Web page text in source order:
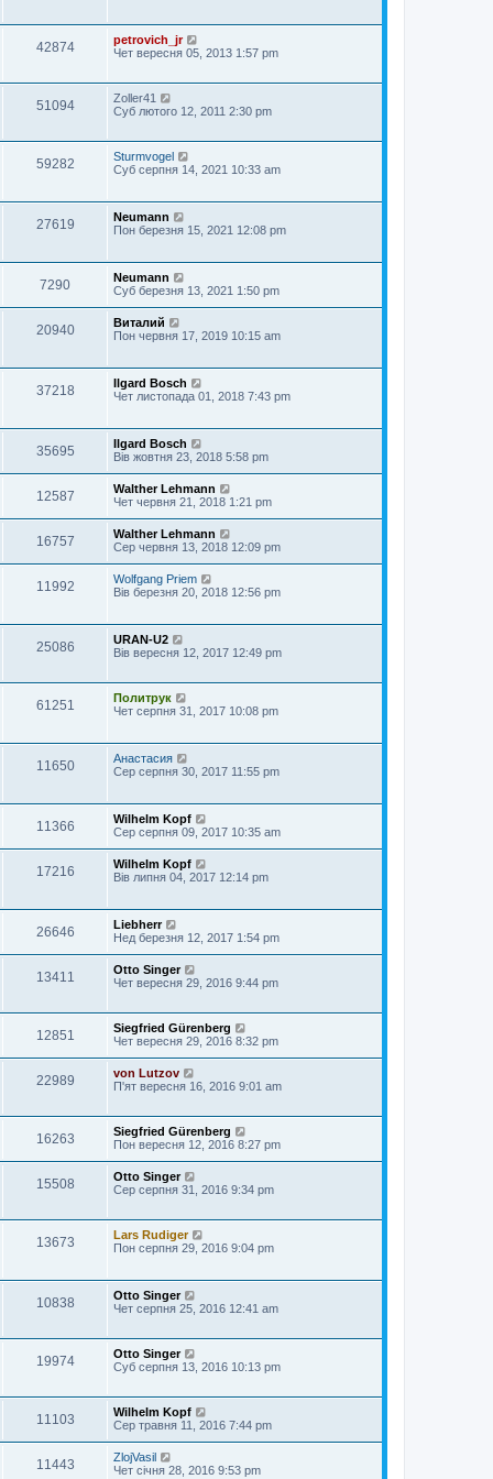
л
н
я
м
л
н
я
о
в
і
о
л
н
н
я
а
н
н
о
о
м
л
н
я
42874
petrovich_jr
Чет вересня 05, 2013 1:57 pm
51094
Zoller41
Суб лютого 12, 2011 2:30 pm
59282
Sturmvogel
Суб серпня 14, 2021 10:33 am
27619
Neumann
Пон березня 15, 2021 12:08 pm
7290
Neumann
Суб березня 13, 2021 1:50 pm
20940
Виталий
Пон червня 17, 2019 10:15 am
37218
Ilgard Bosch
Чет листопада 01, 2018 7:43 pm
35695
Ilgard Bosch
Вів жовтня 23, 2018 5:58 pm
12587
Walther Lehmann
Чет червня 21, 2018 1:21 pm
16757
Walther Lehmann
Сер червня 13, 2018 12:09 pm
11992
Wolfgang Priem
Вів березня 20, 2018 12:56 pm
25086
URAN-U2
Вів вересня 12, 2017 12:49 pm
61251
Политрук
Чет серпня 31, 2017 10:08 pm
11650
Анастасия
Сер серпня 30, 2017 11:55 pm
11366
Wilhelm Kopf
Сер серпня 09, 2017 10:35 am
17216
Wilhelm Kopf
Вів липня 04, 2017 12:14 pm
26646
Liebherr
Нед березня 12, 2017 1:54 pm
13411
Otto Singer
Чет вересня 29, 2016 9:44 pm
12851
Siegfried Gürenberg
Чет вересня 29, 2016 8:32 pm
22989
von Lutzov
П'ят вересня 16, 2016 9:01 am
16263
Siegfried Gürenberg
Пон вересня 12, 2016 8:27 pm
15508
Otto Singer
Сер серпня 31, 2016 9:34 pm
13673
Lars Rudiger
Пон серпня 29, 2016 9:04 pm
10838
Otto Singer
Чет серпня 25, 2016 12:41 am
19974
Otto Singer
Суб серпня 13, 2016 10:13 pm
11103
Wilhelm Kopf
Сер травня 11, 2016 7:44 pm
11443
ZlojVasil
Чет січня 28, 2016 9:53 pm